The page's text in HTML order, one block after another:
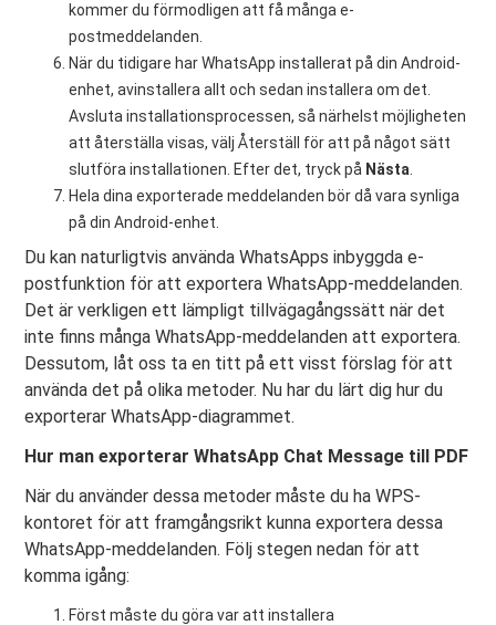
kommer du förmodligen att få många e-
postmeddelanden.
När du tidigare har WhatsApp installerat på din Android-
enhet, avinstallera allt och sedan installera om det.
Avsluta installationsprocessen, så närhelst möjligheten
att återställa visas, välj Återställ för att på något sätt
slutföra installationen. Efter det, tryck på Nästa
Hela dina exporterade meddelanden bör då vara synliga
på din Android-enhet.
Du kan naturligtvis använda WhatsApps inbyggda e-
postfunktion för att exportera WhatsApp-meddelanden.
Det är verkligen ett lämpligt tillvägagångssätt när det
inte finns många WhatsApp-meddelanden att exportera.
Dessutom, låt oss ta en titt på ett visst förslag för att
använda det på olika metoder. Nu har du lärt dig hur du
exporterar WhatsApp-diagrammet.
Hur man exporterar WhatsApp Chat Message till PDF
När du använder dessa metoder måste du ha WPS-
kontoret för att framgångsrikt kunna exportera dessa
WhatsApp-meddelanden. Följ stegen nedan för att
komma igång:
Först måste du göra var att installera